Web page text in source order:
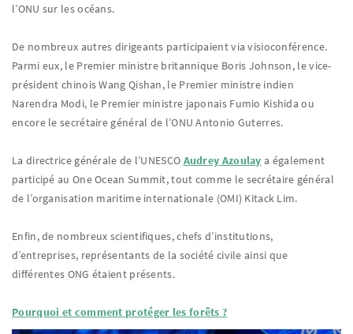
l’ONU sur les océans.
De nombreux autres dirigeants participaient via visioconférence.
Parmi eux, le Premier ministre britannique Boris Johnson, le vice-
président chinois Wang Qishan, le Premier ministre indien
Narendra Modi, le Premier ministre japonais Fumio Kishida ou
encore le secrétaire général de l’ONU Antonio Guterres.
La directrice générale de l’UNESCO Audrey Azoulay a également
participé au One Ocean Summit, tout comme le secrétaire général
de l’organisation maritime internationale (OMI) Kitack Lim.
Enfin, de nombreux scientifiques, chefs d’institutions,
d’entreprises, représentants de la société civile ainsi que
différentes ONG étaient présents.
Pourquoi et comment protéger les forêts ?